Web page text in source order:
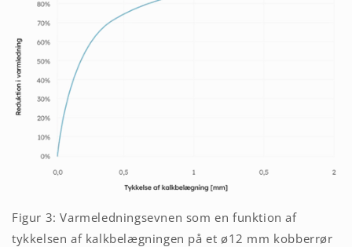
Figur 3: Varmeledningsevnen som en funktion af
tykkelsen af kalkbelægningen på et ø12 mm kobberrør